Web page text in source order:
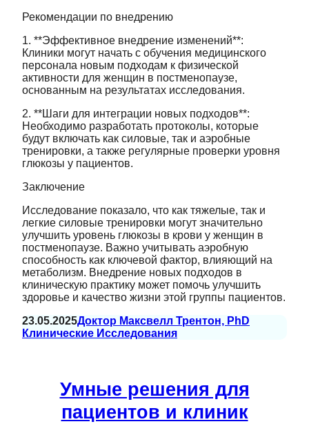
Рекомендации по внедрению
1. **Эффективное внедрение изменений**:
Клиники могут начать с обучения медицинского
персонала новым подходам к физической
активности для женщин в постменопаузе,
основанным на результатах исследования.
2. **Шаги для интеграции новых подходов**:
Необходимо разработать протоколы, которые
будут включать как силовые, так и аэробные
тренировки, а также регулярные проверки уровня
глюкозы у пациентов.
Заключение
Исследование показало, что как тяжелые, так и
легкие силовые тренировки могут значительно
улучшить уровень глюкозы в крови у женщин в
постменопаузе. Важно учитывать аэробную
способность как ключевой фактор, влияющий на
метаболизм. Внедрение новых подходов в
клиническую практику может помочь улучшить
здоровье и качество жизни этой группы пациентов.
23.05.2025Доктор Максвелл Трентон, PhD
Клинические Исследования
Умные решения для
пациентов и клиник